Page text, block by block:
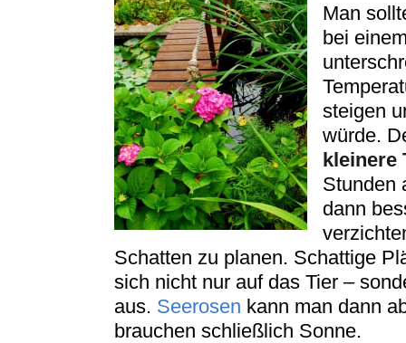
Man
bei
steigen
würde.
kleinere
Stunden
dann
Schatten zu planen. Schattige
sich nicht nur auf das Tier –
aus. Seerosen kann man dann
brauchen schließlich Sonne.